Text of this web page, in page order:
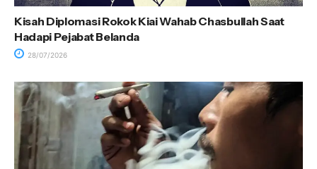
Kisah Diplomasi Rokok Kiai Wahab Chasbullah Saat
Hadapi Pejabat Belanda
28/07/2026